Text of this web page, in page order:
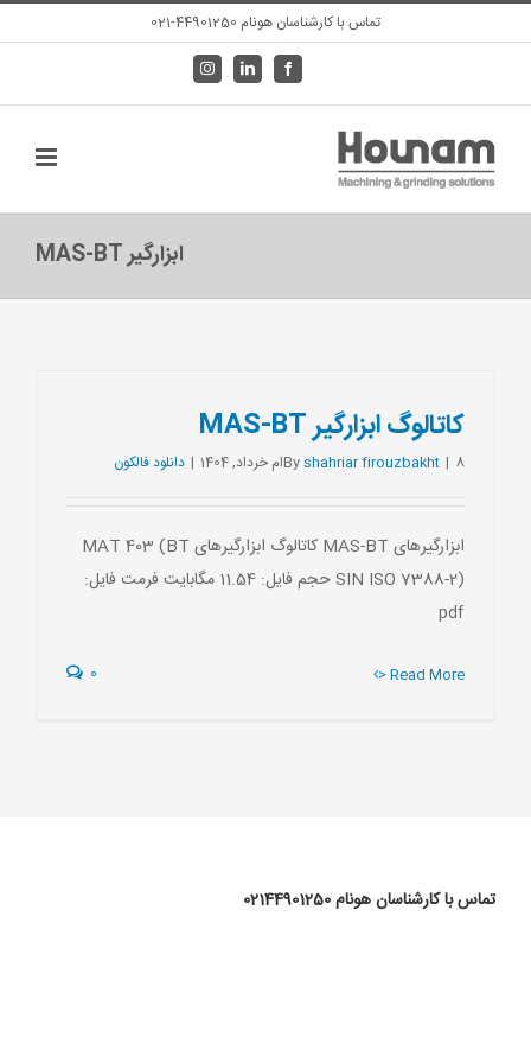
to
تماس با کارشناسان هونام 44901250-021
Facebook
LinkedIn
Instagram
ابزارگیر MAS-BT
کاتالوگ ابزارگیر MAS-BT
Byshahriar firouzbakht | 8ام خرداد, 1404 | دانلود فالکون
ابزارگیرهای MAS-BT کاتالوگ ابزارگیرهای MAT 403 (BT
SIN ISO 7388-2) حجم فایل: 11.54 مگابایت فرمت فایل:
pdf
> Read More
0
تماس با کارشناسان هونام 02144901250